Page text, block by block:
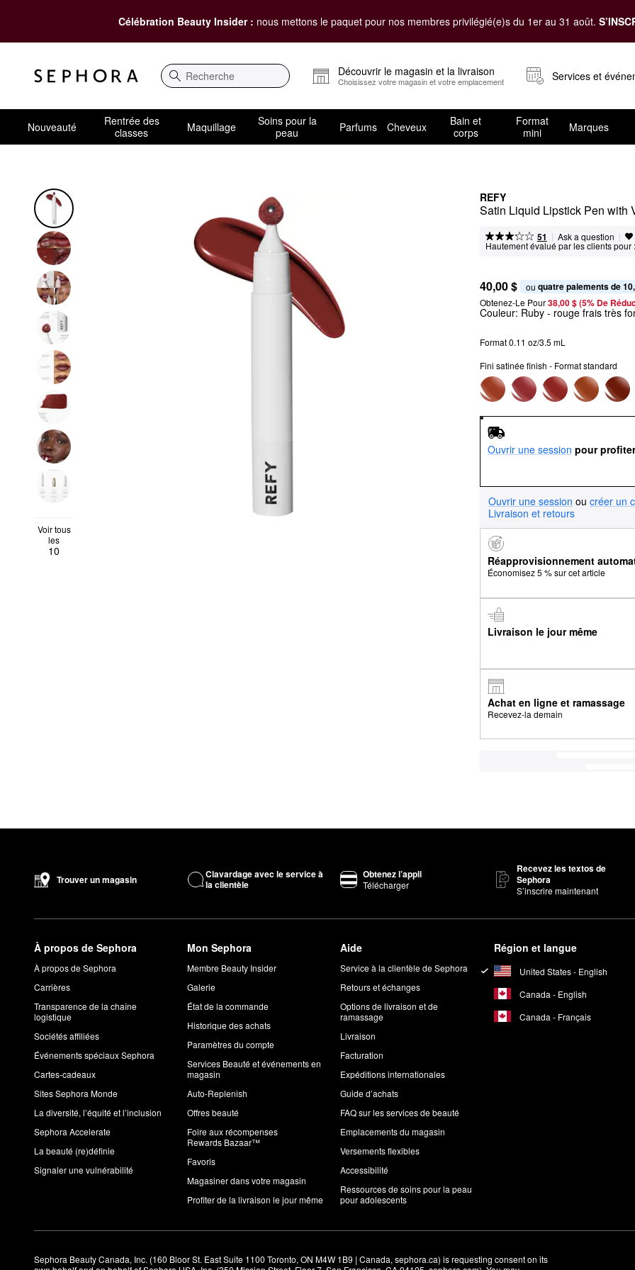
Célébration Beauty Insider : nous mettons le paquet pour nos membres privilégié(e)s du 1er au 31 août.
Recherche
Découvrir le magasin et la livraison
Choisissez votre magasin et votre emplacement Services et
Nouveauté
Rentrée des
classes
Maquillage
Soins pour la
peau
Parfums Cheveux
Bain et
corps
Format
mini
Marques
REFY
Satin Liquid Lipstick Pen with
51 | Ask a question |
Hautement évalué par les clients pour :
Voir tous
les
10
40,00 $ ou quatre paiements de
Obtenez-Le Pour38,00 $ (5% De
Couleur: Ruby - rouge frais très
Format 0.11 oz/3.5 mL
Fini satinée finish - Format standard
Ouvrir une session pour
Ouvrir une session ou créer un
Livraison et retours
Réapprovisionnement
Économisez 5 % sur cet article
Livraison le jour même
Achat en ligne et ramassage
Recevez-la demain
Trouver un magasin
Clavardage avec le service à
la clientèle
Obtenez l’appli
Télécharger
Recevez les textos de
Sephora
S’inscrire maintenant
À propos de Sephora
À propos de Sephora
Carrières
Transparence de la chaîne
logistique
Sociétés affiliées
Événements spéciaux Sephora
Cartes-cadeaux
Sites Sephora Monde
La diversité, l’équité et l’inclusion
Sephora Accelerate
La beauté (re)définie
Signaler une vulnérabilité
Mon Sephora
Membre Beauty Insider
Galerie
État de la commande
Historique des achats
Paramètres du compte
Services Beauté et événements en
magasin
Auto-Replenish
Offres beauté
Foire aux récompenses
Rewards Bazaar™
Favoris
Magasiner dans votre magasin
Profiter de la livraison le jour même
Aide
Service à la clientèle de Sephora
Retours et échanges
Options de livraison et de
ramassage
Livraison
Facturation
Expéditions internationales
Guide d’achats
FAQ sur les services de beauté
Emplacements du magasin
Versements flexibles
Accessibilité
Ressources de soins pour la peau
pour adolescents
Région et langue
United States - English
Canada - English
Canada - Français
Sephora Beauty Canada, Inc. (160 Bloor St. East Suite 1100 Toronto, ON M4W 1B9 | Canada, sephora.ca) is requesting consent on its